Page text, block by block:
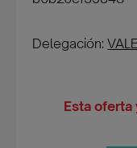
Delegación:
Esta oferta